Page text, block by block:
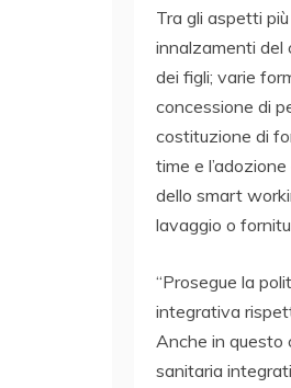
Tra gli aspetti
innalzamenti del
dei figli; varie
concessione di
costituzione di
time e
dello smart
lavaggio o
“Prosegue la
integrativa
Anche in questo
sanitaria